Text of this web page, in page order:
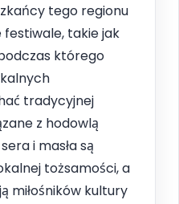
tego regionu
takie jak
którego
tradycyjnej
z hodowlą
i masła są
tożsamości, a
miłośników kultury